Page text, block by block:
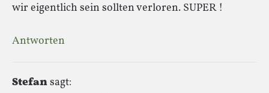
wir eigentlich sein sollten verloren. SUPER !
Antworten
Stefansagt: